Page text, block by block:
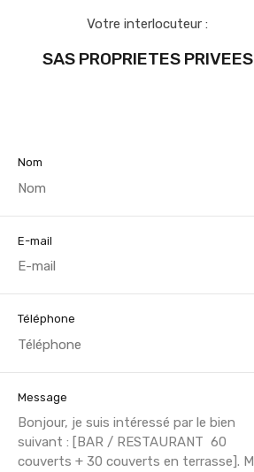
Votre interlocuteur :
SAS PROPRIETES PRIVEES
Nom
E-mail
Téléphone
Message